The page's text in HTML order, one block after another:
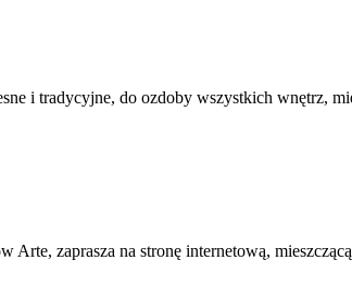
i tradycyjne, do ozdoby wszystkich wnętrz,
Arte, zaprasza na stronę internetową,